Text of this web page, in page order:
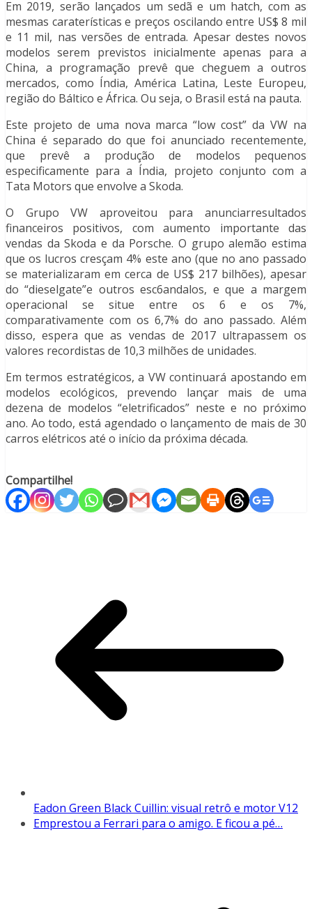
Em 2019, serão lançados um sedã e um hatch, com as
mesmas caraterísticas e preços oscilando entre US$ 8 mil
e 11 mil, nas versões de entrada. Apesar destes novos
modelos serem previstos inicialmente apenas para a
China, a programação prevê que cheguem a outros
mercados, como Índia, América Latina, Leste Europeu,
região do Báltico e África. Ou seja, o Brasil está na pauta.
Este projeto de uma nova marca “low cost” da VW na
China é separado do que foi anunciado recentemente,
que prevê a produção de modelos pequenos
especificamente para a Índia, projeto conjunto com a
Tata Motors que envolve a Skoda.
O Grupo VW aproveitou para anunciarresultados
financeiros positivos, com aumento importante das
vendas da Skoda e da Porsche. O grupo alemão estima
que os lucros cresçam 4% este ano (que no ano passado
se materializaram em cerca de US$ 217 bilhões), apesar
do “dieselgate”e outros esc6andalos, e que a margem
operacional se situe entre os 6 e os 7%,
comparativamente com os 6,7% do ano passado. Além
disso, espera que as vendas de 2017 ultrapassem os
valores recordistas de 10,3 milhões de unidades.
Em termos estratégicos, a VW continuará apostando em
modelos ecológicos, prevendo lançar mais de uma
dezena de modelos “eletrificados” neste e no próximo
ano. Ao todo, está agendado o lançamento de mais de 30
carros elétricos até o início da próxima década.
Compartilhe!
Eadon Green Black Cuillin: visual retrô e motor V12
Emprestou a Ferrari para o amigo. E ficou a pé…